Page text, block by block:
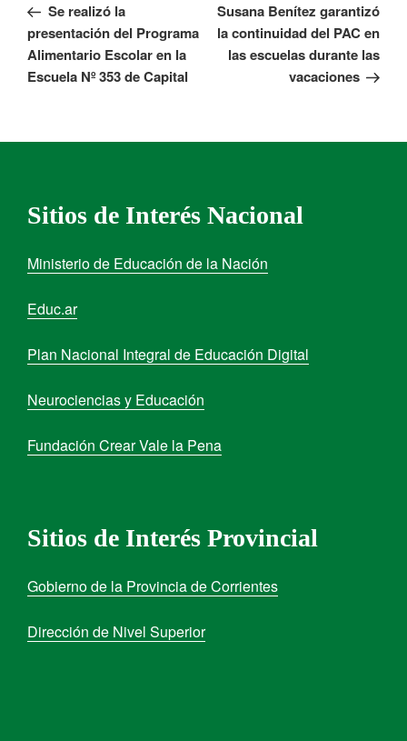
Se realizó la
presentación del Programa
Alimentario Escolar en la
Escuela Nº 353 de Capital
Susana Benítez garantizó
la continuidad del PAC en
las escuelas durante las
vacaciones
Sitios de Interés Nacional
Ministerio de Educación de la Nación
Educ.ar
Plan Nacional Integral de Educación Digital
Neurociencias y Educación
Fundación Crear Vale la Pena
Sitios de Interés Provincial
Gobierno de la Provincia de Corrientes
Dirección de Nivel Superior